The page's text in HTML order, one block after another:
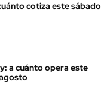
cotiza este sábado
a cuánto opera este